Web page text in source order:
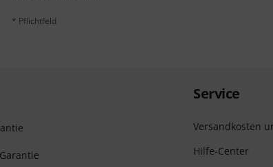
* Pflichtfeld
Service
Versandkosten
Hilfe-Center